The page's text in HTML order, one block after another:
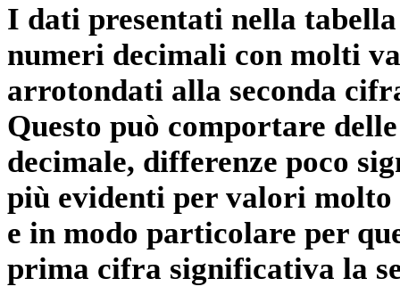
I dati presentati nella
numeri decimali con molti
arrotondati alla seconda
Questo può comportare
decimale, differenze poco
più evidenti per valori
e in modo particolare per
prima cifra significativa la